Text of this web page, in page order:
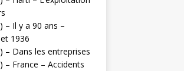
– Il y a 90 ans –
1936
– Dans les entreprises
– France – Accidents